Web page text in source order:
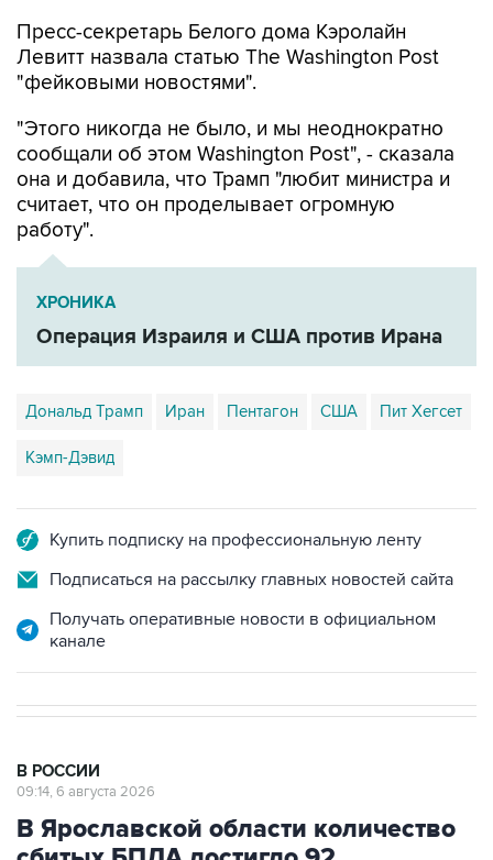
Пресс-секретарь Белого дома Кэролайн
Левитт назвала статью The Washington Post
"фейковыми новостями".
"Этого никогда не было, и мы неоднократно
сообщали об этом Washington Post", - сказала
она и добавила, что Трамп "любит министра и
считает, что он проделывает огромную
работу".
ХРОНИКА
Операция Израиля и США против Ирана
Дональд Трамп Иран Пентагон США Пит Хегсет
Кэмп-Дэвид
Купить подписку на профессиональную ленту
Подписаться на рассылку главных новостей сайта
Получать оперативные новости в официальном
канале
В РОССИИ
09:14, 6 августа 2026
В Ярославской области количество